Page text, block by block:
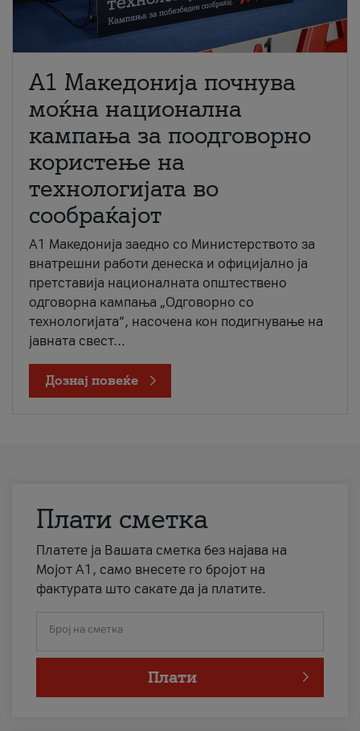
A1 Македонија почнува
моќна национална
кампања за поодговорно
користење на
технологијата во
сообраќајот
A1 Македонија заедно со Министерството за
внатрешни работи денеска и официјално ја
претставија националната општествено
одговорна кампања „Одговорно со
технологијата“, насочена кон подигнување на
јавната свест...
Дознај повеќе
Плати сметка
Платете ја Вашата сметка без најава на
Мојот А1, само внесете го бројот на
фактурата што сакате да ја платите.
Број на сметка
Плати